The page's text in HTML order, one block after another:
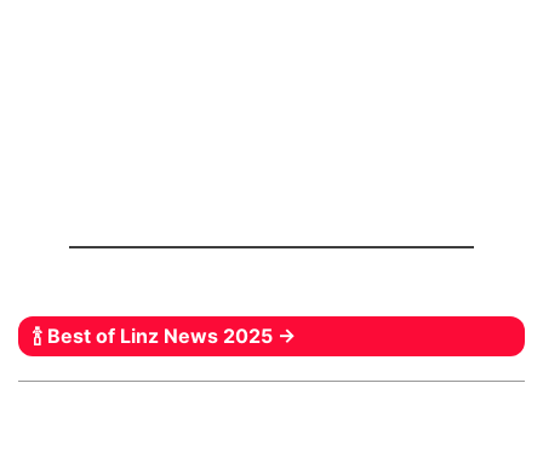
🍾 Best of Linz News 2025 →